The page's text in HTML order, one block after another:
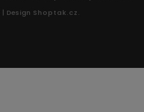
| Design Shoptak.cz.